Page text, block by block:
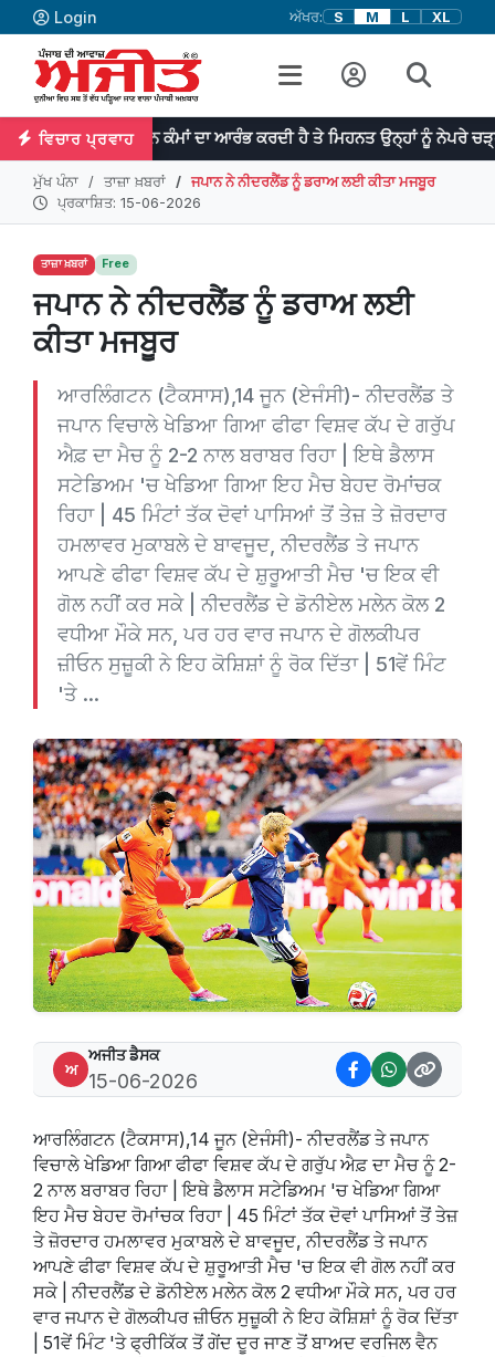
Login ਅੱਖਰ: S M L XL
ਵਿਚਾਰ ਪ੍ਰਵਾਹ
ਮਹਾਨ ਕੰਮਾਂ ਦਾ ਆਰੰਭ ਕਰਦੀ ਹੈ ਤੇ ਮਿਹਨਤ ਉਨ੍ਹਾਂ ਨੂੰ ਨੇਪਰੇ ਚੜ੍ਹਾਉਂਦੀ ਹੈ। -
ਮੁੱਖ ਪੰਨਾ ਤਾਜ਼ਾ ਖ਼ਬਰਾਂ
ਜਪਾਨ ਨੇ ਨੀਦਰਲੈਂਡ ਨੂੰ ਡਰਾਅ ਲਈ ਕੀਤਾ ਮਜਬੂਰ
ਪ੍ਰਕਾਸ਼ਿਤ: 15-06-2026
ਤਾਜ਼ਾ ਖ਼ਬਰਾਂ Free
ਜਪਾਨ ਨੇ ਨੀਦਰਲੈਂਡ ਨੂੰ ਡਰਾਅ ਲਈ
ਕੀਤਾ ਮਜਬੂਰ
ਆਰਲਿੰਗਟਨ (ਟੈਕਸਾਸ),14 ਜੂਨ (ਏਜੰਸੀ)- ਨੀਦਰਲੈਂਡ ਤੇ
ਜਪਾਨ ਵਿਚਾਲੇ ਖੇਡਿਆ ਗਿਆ ਫੀਫਾ ਵਿਸ਼ਵ ਕੱਪ ਦੇ ਗਰੁੱਪ
ਐਫ਼ ਦਾ ਮੈਚ ਨੂੰ 2-2 ਨਾਲ ਬਰਾਬਰ ਰਿਹਾ | ਇਥੇ ਡੈਲਾਸ
ਸਟੇਡਿਅਮ 'ਚ ਖੇਡਿਆ ਗਿਆ ਇਹ ਮੈਚ ਬੇਹਦ ਰੋਮਾਂਚਕ
ਰਿਹਾ | 45 ਮਿੰਟਾਂ ਤੱਕ ਦੋਵਾਂ ਪਾਸਿਆਂ ਤੋਂ ਤੇਜ਼ ਤੇ ਜ਼ੋਰਦਾਰ
ਹਮਲਾਵਰ ਮੁਕਾਬਲੇ ਦੇ ਬਾਵਜੂਦ, ਨੀਦਰਲੈਂਡ ਤੇ ਜਪਾਨ
ਆਪਣੇ ਫੀਫਾ ਵਿਸ਼ਵ ਕੱਪ ਦੇ ਸ਼ੁਰੂਆਤੀ ਮੈਚ 'ਚ ਇਕ ਵੀ
ਗੋਲ ਨਹੀਂ ਕਰ ਸਕੇ | ਨੀਦਰਲੈਂਡ ਦੇ ਡੋਨੀਏਲ ਮਲੇਨ ਕੋਲ 2
ਵਧੀਆ ਮੌਕੇ ਸਨ, ਪਰ ਹਰ ਵਾਰ ਜਪਾਨ ਦੇ ਗੋਲਕੀਪਰ
ਜ਼ੀਓਨ ਸੁਜ਼ੂਕੀ ਨੇ ਇਹ ਕੋਸ਼ਿਸ਼ਾਂ ਨੂੰ ਰੋਕ ਦਿੱਤਾ | 51ਵੇਂ ਮਿੰਟ
'ਤੇ ...
ਅ
ਅਜੀਤ ਡੈਸਕ
15-06-2026
ਆਰਲਿੰਗਟਨ (ਟੈਕਸਾਸ),14 ਜੂਨ (ਏਜੰਸੀ)- ਨੀਦਰਲੈਂਡ ਤੇ ਜਪਾਨ
ਵਿਚਾਲੇ ਖੇਡਿਆ ਗਿਆ ਫੀਫਾ ਵਿਸ਼ਵ ਕੱਪ ਦੇ ਗਰੁੱਪ ਐਫ਼ ਦਾ ਮੈਚ ਨੂੰ 2-
2 ਨਾਲ ਬਰਾਬਰ ਰਿਹਾ | ਇਥੇ ਡੈਲਾਸ ਸਟੇਡਿਅਮ 'ਚ ਖੇਡਿਆ ਗਿਆ
ਇਹ ਮੈਚ ਬੇਹਦ ਰੋਮਾਂਚਕ ਰਿਹਾ | 45 ਮਿੰਟਾਂ ਤੱਕ ਦੋਵਾਂ ਪਾਸਿਆਂ ਤੋਂ ਤੇਜ਼
ਤੇ ਜ਼ੋਰਦਾਰ ਹਮਲਾਵਰ ਮੁਕਾਬਲੇ ਦੇ ਬਾਵਜੂਦ, ਨੀਦਰਲੈਂਡ ਤੇ ਜਪਾਨ
ਆਪਣੇ ਫੀਫਾ ਵਿਸ਼ਵ ਕੱਪ ਦੇ ਸ਼ੁਰੂਆਤੀ ਮੈਚ 'ਚ ਇਕ ਵੀ ਗੋਲ ਨਹੀਂ ਕਰ
ਸਕੇ | ਨੀਦਰਲੈਂਡ ਦੇ ਡੋਨੀਏਲ ਮਲੇਨ ਕੋਲ 2 ਵਧੀਆ ਮੌਕੇ ਸਨ, ਪਰ ਹਰ
ਵਾਰ ਜਪਾਨ ਦੇ ਗੋਲਕੀਪਰ ਜ਼ੀਓਨ ਸੁਜ਼ੂਕੀ ਨੇ ਇਹ ਕੋਸ਼ਿਸ਼ਾਂ ਨੂੰ ਰੋਕ ਦਿੱਤਾ
| 51ਵੇਂ ਮਿੰਟ 'ਤੇ ਫ੍ਰੀਕਿੱਕ ਤੋਂ ਗੇਂਦ ਦੂਰ ਜਾਣ ਤੋਂ ਬਾਅਦ ਵਰਜਿਲ ਵੈਨ